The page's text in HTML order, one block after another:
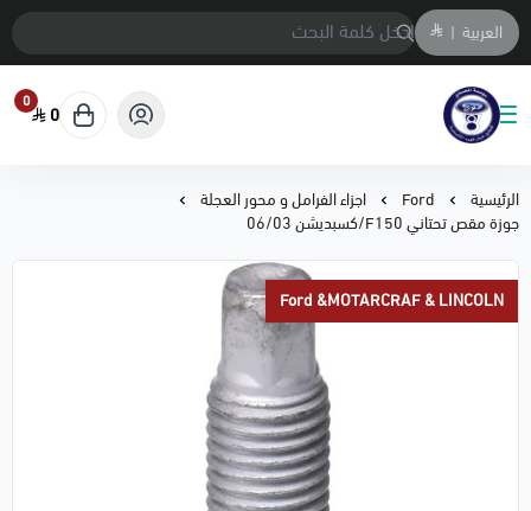
العربية |
متجر المحمادي لقطع السيارات
0
0
الرئيسية Ford
اجزاء الفرامل و محور العجلة
جوزة مقص تحتاني F150/كسبديشن 06/03
Ford &MOTARCRAF & LINCOLN